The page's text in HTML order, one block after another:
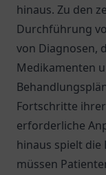
hinaus. Zu den
Durchführung
von Diagnosen,
Medikamenten
Fortschritte
erforderliche
hinaus spielt die
müssen